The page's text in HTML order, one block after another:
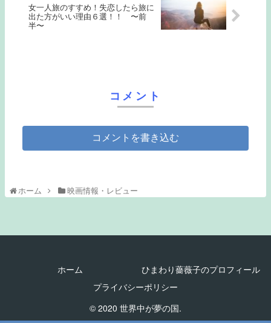
女一人旅のすすめ！失恋したら旅に
出た方がいい理由６選！！ 〜前
半〜
コメント
コメントを書き込む
ホーム 映画情報・レビュー
ホーム
ひまわり薔薇子のプロフィール
プライバシーポリシー
© 2020 世界中が夢の国.